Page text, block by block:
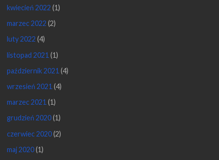
kwiecień 2022 (1)
marzec 2022 (2)
luty 2022 (4)
listopad 2021 (1)
październik 2021 (4)
wrzesień 2021 (4)
marzec 2021 (1)
grudzień 2020(1)
czerwiec 2020(2)
maj 2020(1)